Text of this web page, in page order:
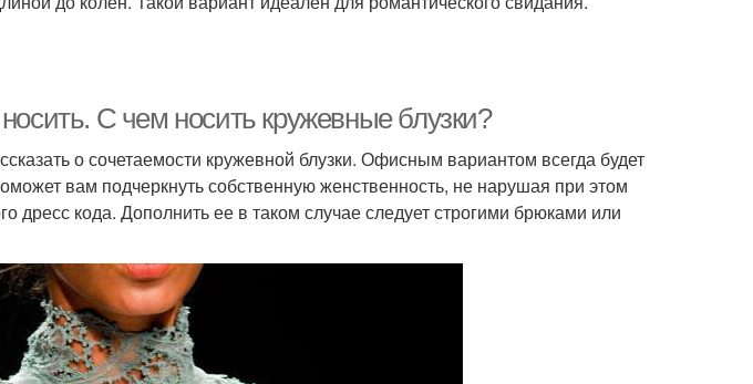
С чем носить кружевные блузки?
о сочетаемости кружевной блузки. Офисным вариантом всегда будет
вам подчеркнуть собственную женственность, не нарушая при этом
дресс кода. Дополнить ее в таком случае следует строгими брюками или